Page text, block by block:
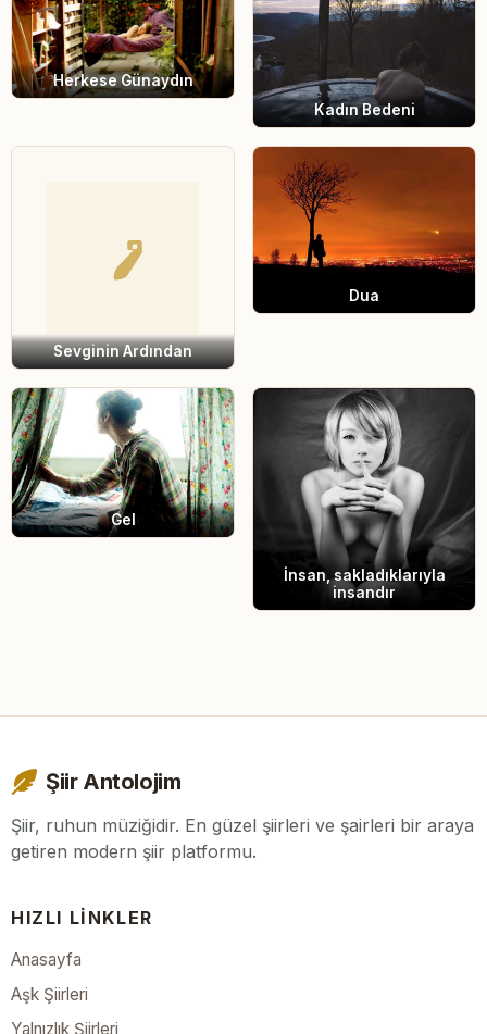
Herkese Günaydın
Kadın Bedeni
Sevginin Ardından
Dua
Gel
İnsan, sakladıklarıyla
insandır
Şiir Antolojim
Şiir, ruhun müziğidir. En güzel şiirleri ve şairleri bir araya
getiren modern şiir platformu.
HIZLI LINKLER
Anasayfa
Aşk Şiirleri
Yalnızlık Şiirleri